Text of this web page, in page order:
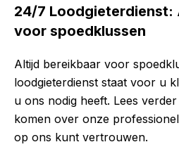
24/7 Loodgieterdienst:
voor spoedklussen
Altijd bereikbaar voor
loodgieterdienst staat voor u
u ons nodig heeft. Lees
komen over onze
op ons kunt vertrouwen.